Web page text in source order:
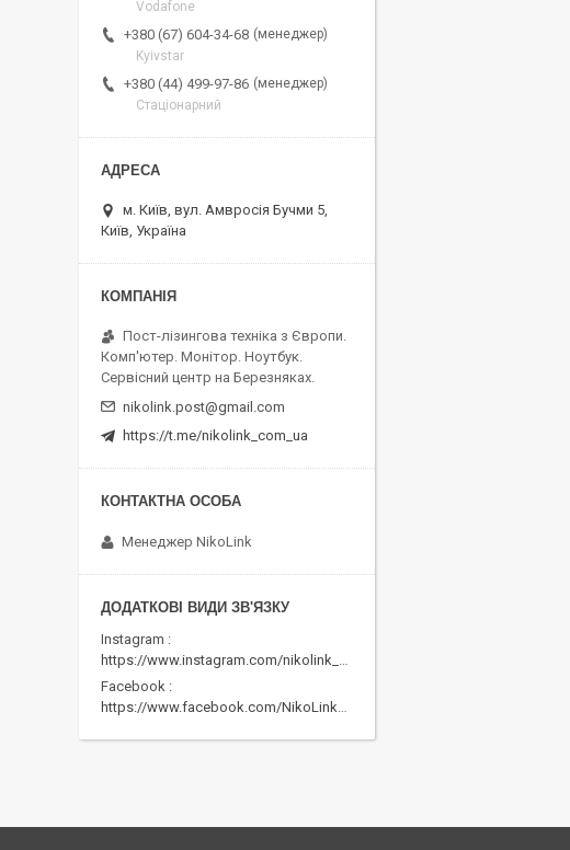
Vodafone
+380 (67) 604-34-68
менеджер
Kyivstar
+380 (44) 499-97-86
менеджер
Стаціонарний
м. Київ, вул. Амвросія Бучми 5,
Київ, Україна
Пост-лізингова техніка з Європи.
Комп'ютер. Монітор. Ноутбук.
Сервісний центр на Березняках.
nikolink.post@gmail.com
https://t.me/nikolink_com_ua
Менеджер NikoLink
Instagram
https://www.instagram.com/nikolink_pc/
Facebook
https://www.facebook.com/NikoLinkPC/